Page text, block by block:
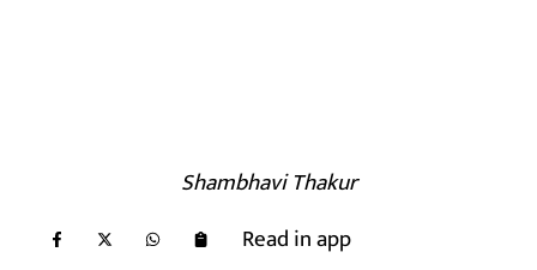
Shambhavi Thakur
Read in app